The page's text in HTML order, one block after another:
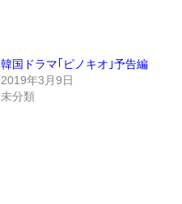
韓国ドラマ｢ピノキオ｣予告編
2019年3月9日
未分類